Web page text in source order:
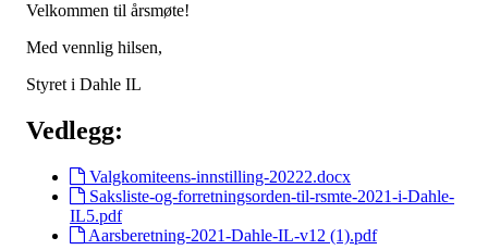
Velkommen til årsmøte!
Med vennlig hilsen,
Styret i Dahle IL
Vedlegg:
Valgkomiteens-innstilling-20222.docx
Saksliste-og-forretningsorden-til-rsmte-2021-i-Dahle-
IL5.pdf
Aarsberetning-2021-Dahle-IL-v12 (1).pdf